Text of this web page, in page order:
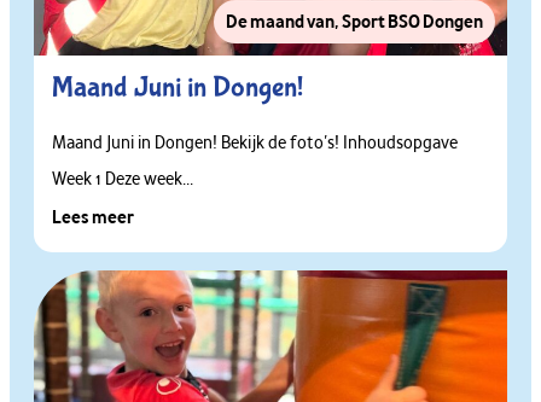
De maand van,Sport BSO Dongen
Maand Juni in Dongen!
Maand Juni in Dongen! Bekijk de foto’s! Inhoudsopgave
Week 1 Deze week...
Lees meer